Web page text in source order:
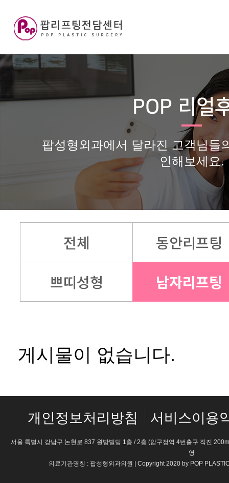
POP 리얼
팝성형외과에서 달라진 고객님들
인해보세요.
전체
동안리프팅
쁘띠성형
남자리프팅
게시물이 없습니다.
개인정보처리방침 서비스이용
서울 특별시 강남구 논현로 837 원방빌딩 1층 / 2층 (압구정역 4번출구 직진
영
의료기관명칭 : 팝성형외과의원 | Copyright 2020 by POP